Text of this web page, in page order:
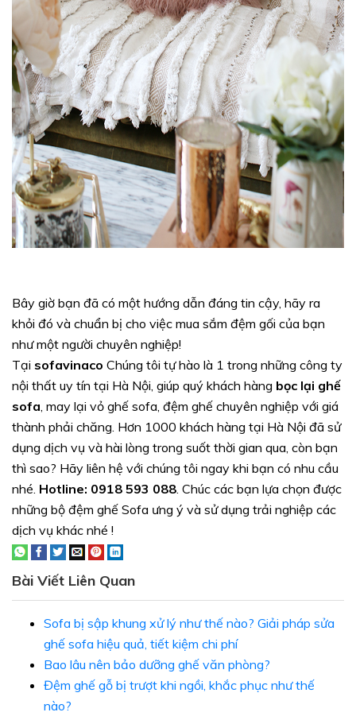
Bây giờ bạn đã có một hướng dẫn đáng tin cậy, hãy ra
khỏi đó và chuẩn bị cho việc mua sắm đệm gối của bạn
như một người chuyên nghiệp!
Tại sofavinaco Chúng tôi tự hào là 1 trong những công ty
nội thất uy tín tại Hà Nội, giúp quý khách hàng bọc lại ghế
sofa , may lại vỏ ghế sofa, đệm ghế chuyên nghiệp với giá
thành phải chăng. Hơn 1000 khách hàng tại Hà Nội đã sử
dụng dịch vụ và hài lòng trong suốt thời gian qua, còn bạn
thì sao? Hãy liên hệ với chúng tôi ngay khi bạn có nhu cầu
nhé. Hotline: 0918 593 088 . Chúc các bạn lựa chọn được
những bộ đệm ghế Sofa ưng ý và sử dụng trải nghiệp các
dịch vụ khác nhé !
Bài Viết Liên Quan
Sofa bị sập khung xử lý như thế nào? Giải pháp sửa
ghế sofa hiệu quả, tiết kiệm chi phí
Bao lâu nên bảo dưỡng ghế văn phòng?
Đệm ghế gỗ bị trượt khi ngồi, khắc phục như thế
nào?